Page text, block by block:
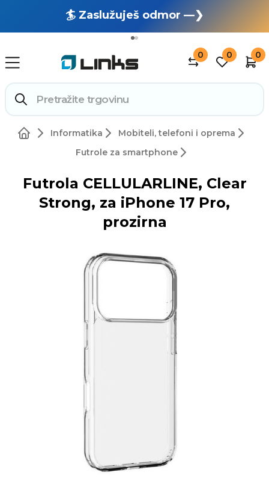
🏄 Zaslužuješ odmor —❯
🔥 OUTLET: TOTALNA RASPRODAJA —❯
0 0 0
Informatika
Mobiteli, telefoni i oprema
Futrole za smartphone
Futrola CELLULARLINE, Clear
Strong, za iPhone 17 Pro,
prozirna